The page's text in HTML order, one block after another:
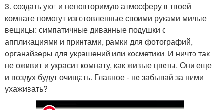
3. создать уют и неповторимую атмосферу в твоей
комнате помогут изготовленные своими руками милые
вещицы: симпатичные диванные подушки с
аппликациями и принтами, рамки для фотографий,
органайзеры для украшений или косметики. И ничто так
не оживит и украсит комнату, как живые цветы. Они еще
и воздух будут очищать. Главное - не забывай за ними
ухаживать?